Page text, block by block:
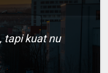
tapi kuat nu